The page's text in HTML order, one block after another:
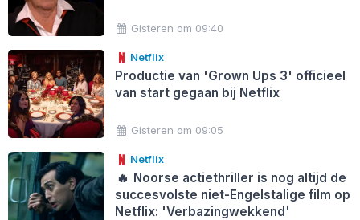
Gisteren om 09:40
Netflix
Productie van 'Grown Ups 3' officieel
van start gegaan bij Netflix
Gisteren om 09:05
Netflix
🔥 Noorse actiethriller is nog altijd de
succesvolste niet-Engelstalige film op
Netflix: 'Verbazingwekkend'